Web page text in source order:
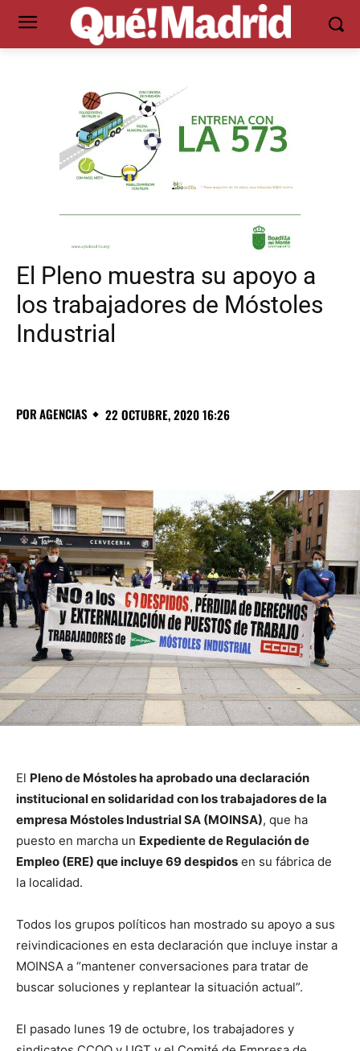
El Pleno muestra su apoyo a
los trabajadores de Móstoles
Industrial
PORAGENCIAS 22 OCTUBRE, 2020 16:26
El Pleno de Móstoles ha aprobado una declaración
institucional en solidaridad con los trabajadores de la
empresa Móstoles Industrial SA (MOINSA), que ha
puesto en marcha un Expediente de Regulación de
Empleo (ERE) que incluye 69 despidos en su fábrica de
la localidad.
Todos los grupos políticos han mostrado su apoyo a sus
reivindicaciones en esta declaración que incluye instar a
MOINSA a “mantener conversaciones para tratar de
buscar soluciones y replantear la situación actual”.
El pasado lunes 19 de octubre, los trabajadores y